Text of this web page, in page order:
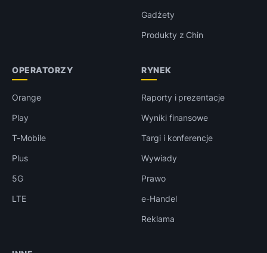
Gadżety
Produkty z Chin
OPERATORZY
Orange
Play
T-Mobile
Plus
5G
LTE
RYNEK
Raporty i prezentacje
Wyniki finansowe
Targi i konferencje
Wywiady
Prawo
e-Handel
Reklama